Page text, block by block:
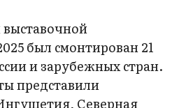
выставочной
был смонтирован 21
и зарубежных стран.
представили
Северная